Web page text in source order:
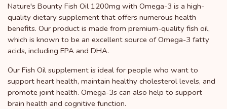
Nature's Bounty Fish Oil 1200mg with Omega-3 is a high-
quality dietary supplement that offers numerous health
benefits. Our product is made from premium-quality fish oil,
which is known to be an excellent source of Omega-3 fatty
acids, including EPA and DHA.
Our Fish Oil supplement is ideal for people who want to
support heart health, maintain healthy cholesterol levels, and
promote joint health. Omega-3s can also help to support
brain health and cognitive function.